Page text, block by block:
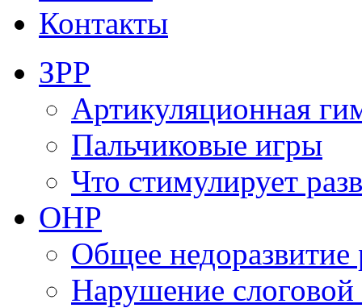
Контакты
ЗРР
Артикуляционная
Пальчиковые игры
Что стимулирует
ОНР
Общее недоразвитие
Нарушение слоговой